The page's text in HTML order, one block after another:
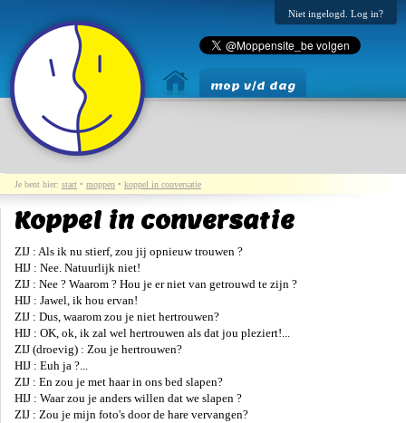
Niet ingelogd. Log in?
mop v/d dag
Je bent hier: start • moppen • koppel in conversatie
Koppel in conversatie
ZIJ : Als ik nu stierf, zou jij opnieuw trouwen ?
HIJ : Nee. Natuurlijk niet!
ZIJ : Nee ? Waarom ? Hou je er niet van getrouwd te zijn ?
HIJ : Jawel, ik hou ervan!
ZIJ : Dus, waarom zou je niet hertrouwen?
HIJ : OK, ok, ik zal wel hertrouwen als dat jou pleziert!...
ZIJ (droevig) : Zou je hertrouwen?
HIJ : Euh ja ?...
ZIJ : En zou je met haar in ons bed slapen?
HIJ : Waar zou je anders willen dat we slapen ?
ZIJ : Zou je mijn foto's door de hare vervangen?